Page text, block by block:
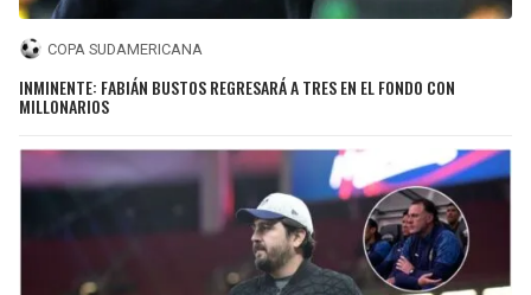
COPA SUDAMERICANA
INMINENTE: FABIÁN BUSTOS REGRESARÁ A TRES EN EL FONDO CON
MILLONARIOS